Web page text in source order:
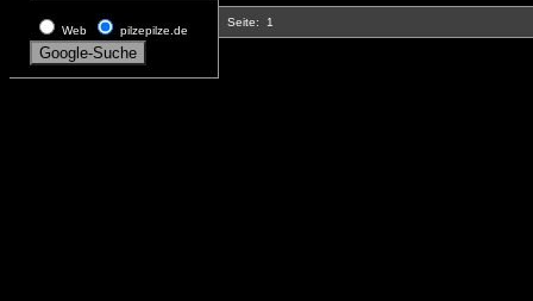
Web pilzepilze.de
Seite: 1